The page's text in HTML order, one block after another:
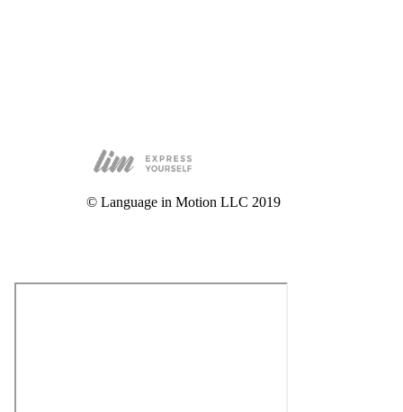
© Language in Motion LLC 2019